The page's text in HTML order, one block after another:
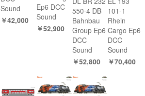
Sound
￥42,000
Ep6 DCC
Sound
￥52,900
550-4 DB
Bahnbau
Group Ep6
DCC
Sound
￥52,800
101-1
Rhein
Cargo Ep6
DCC
Sound
￥70,400